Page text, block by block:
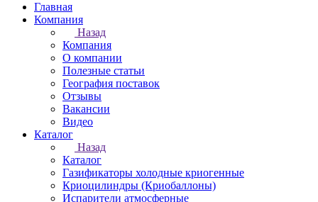
Главная
Компания
Назад
Компания
О компании
Полезные статьи
География поставок
Отзывы
Вакансии
Видео
Каталог
Назад
Каталог
Газификаторы холодные криогенные
Криоцилиндры (Криобаллоны)
Испарители атмосферные